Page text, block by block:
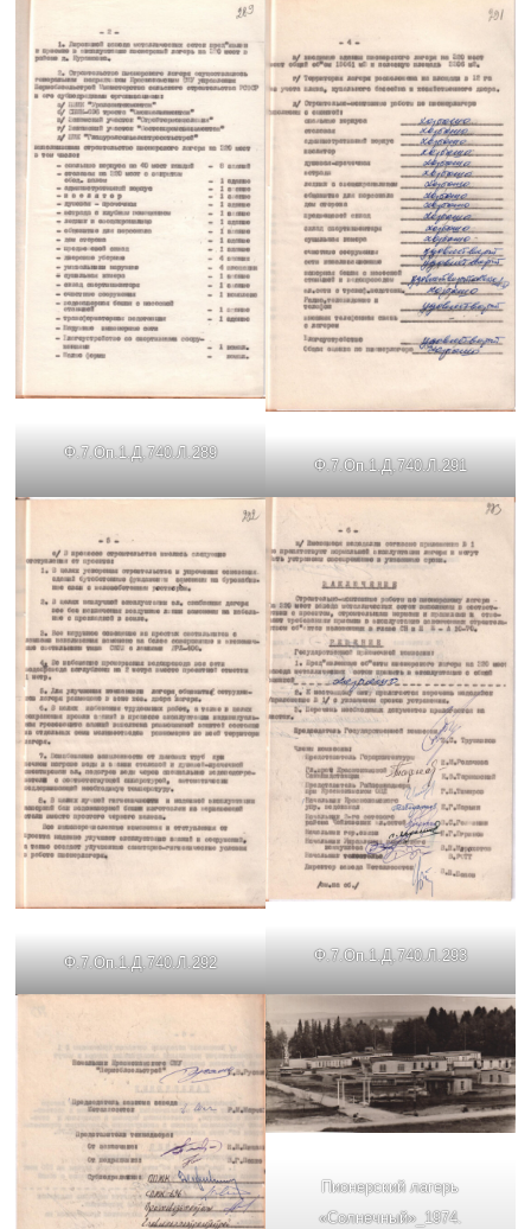
Ф.7.Оп.1.Д.740.Л.289
Ф.7.Оп.1.Д.740.Л.291
Ф.7.Оп.1.Д.740.Л.292 Ф.7.Оп.1.Д.740.Л.293
Пионерский лагерь
«Солнечный»_1974.